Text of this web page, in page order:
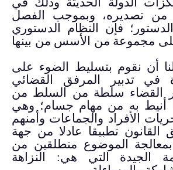
من تصديره، وبموجب الفصل
فإن النظام الدستوري
مجموعة من الأسس من بينها
أن نقوم بتسليط الضوء على
في تدبير المرفق القضائي
القضاء سلطة من السلط من
أنيط به من مهام جسام؛ وهي
الأفراد والجماعات وأمنهم
القانون تطبيقا عادلا من جهة
بمعالجة الموضوع منطلقين من
الجيدة التي هي: النزاهة